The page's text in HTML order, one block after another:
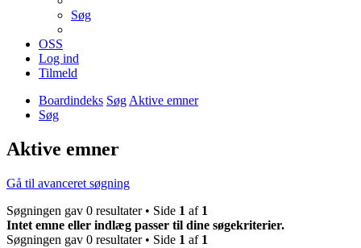
Søg
OSS
Log ind
Tilmeld
Boardindeks SøgAktive emner
Søg
Aktive emner
Gå til avanceret søgning
Søgningen gav 0 resultater • Side 1 af 1
Intet emne eller indlæg passer til dine søgekriterier.
Søgningen gav 0 resultater • Side 1 af 1